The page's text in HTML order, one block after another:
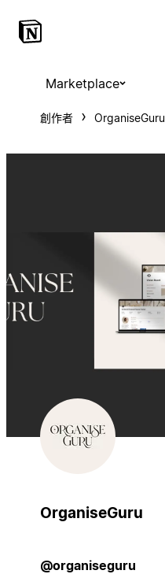
Marketplace
創作者 OrganiseGuru
OrganiseGuru
@organiseguru